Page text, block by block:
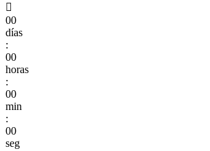

00
días
:
00
horas
:
00
min
:
00
seg